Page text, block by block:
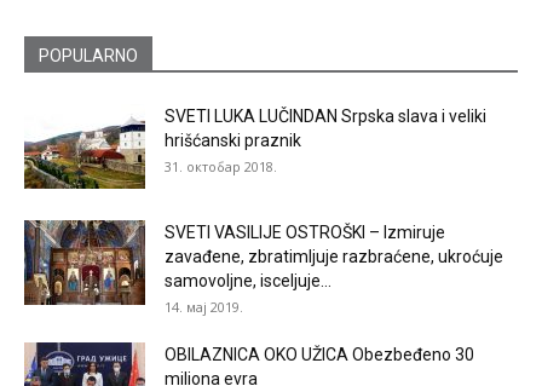
POPULARNO
SVETI LUKA LUČINDAN Srpska slava i veliki
hrišćanski praznik
31. октобар 2018.
SVETI VASILIJE OSTROŠKI – Izmiruje
zavađene, zbratimljuje razbraćene, ukroćuje
samovoljne, isceljuje...
14. мај 2019.
OBILAZNICA OKO UŽICA Obezbeđeno 30
miliona evra